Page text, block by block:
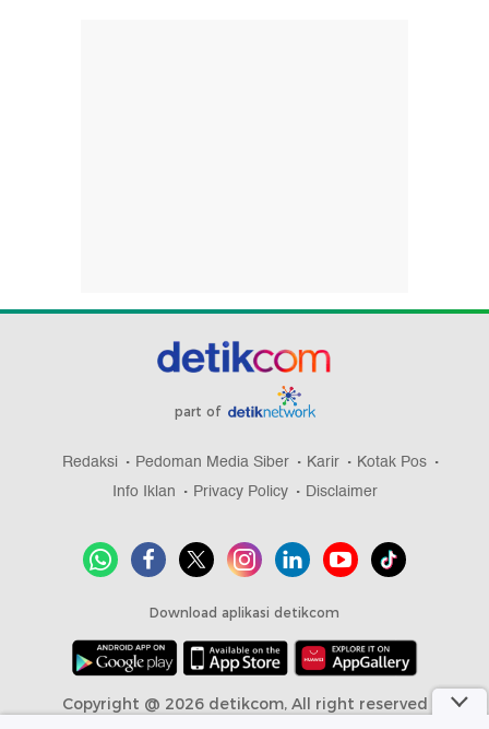
part of
Redaksi Pedoman Media Siber Karir
Kotak Pos
Info Iklan
Privacy Policy Disclaimer
Download aplikasi detikcom
Copyright @ 2026 detikcom, All right reserved